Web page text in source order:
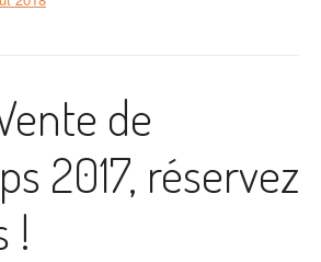
de
2017, réservez
!